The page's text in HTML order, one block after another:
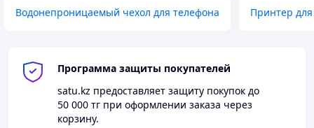
Водонепроницаемый чехол для телефона Принтер
Программа защиты покупателей
satu.kz предоставляет защиту покупок до
50 000 тг при оформлении заказа через
корзину.